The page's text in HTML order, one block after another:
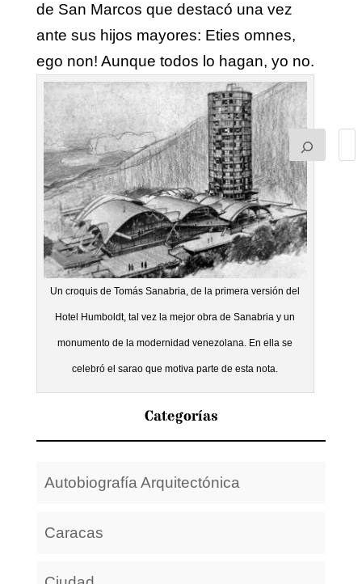
de San Marcos que destacó una vez
ante sus hijos mayores: Eties omnes,
ego non! Aunque todos lo hagan, yo no.
Un croquis de Tomás Sanabria, de la primera versión del
Hotel Humboldt, tal vez la mejor obra de Sanabria y un
monumento de la modernidad venezolana. En ella se
celebró el sarao que motiva parte de esta nota.
Categorías
Autobiografía Arquitectónica
Caracas